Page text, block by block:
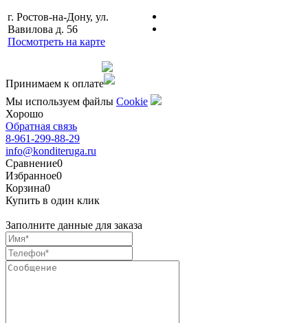
г. Ростов-на-Дону, ул.
Вавилова д. 56
Посмотреть на карте
Принимаем к оплате
Мы используем файлы Сookie
Хорошо
Обратная связь
8-961-299-88-29
info@konditeruga.ru
Сравнение0
Избранное0
Корзина0
Купить в один клик
Заполните данные для заказа